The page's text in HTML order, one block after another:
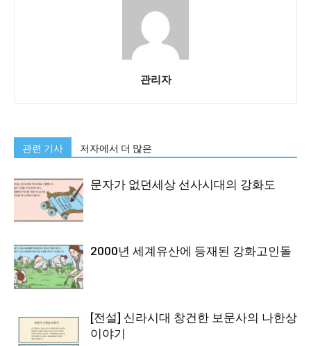
관리자
관련 기사 저자에서 더 많은
문자가 없던세상 선사시대의 강화도
2000년 세계유산에 등재된 강화고인돌
[전설] 신라시대 창건한 보문사의 나한상
이야기